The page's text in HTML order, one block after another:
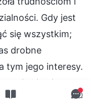
Gdy jest
się wszystkim;
drobne
tym jego interesy.
nie kiwnie
jest to człowiek?